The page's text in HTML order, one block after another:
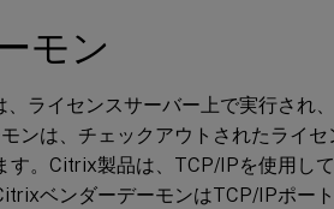
モン
ライセンスサーバー上で実行され
ンは、チェックアウトされたライ
す。Citrix製品は、TCP/IPを使用し
ベンダーデーモンはTCP/IPポー